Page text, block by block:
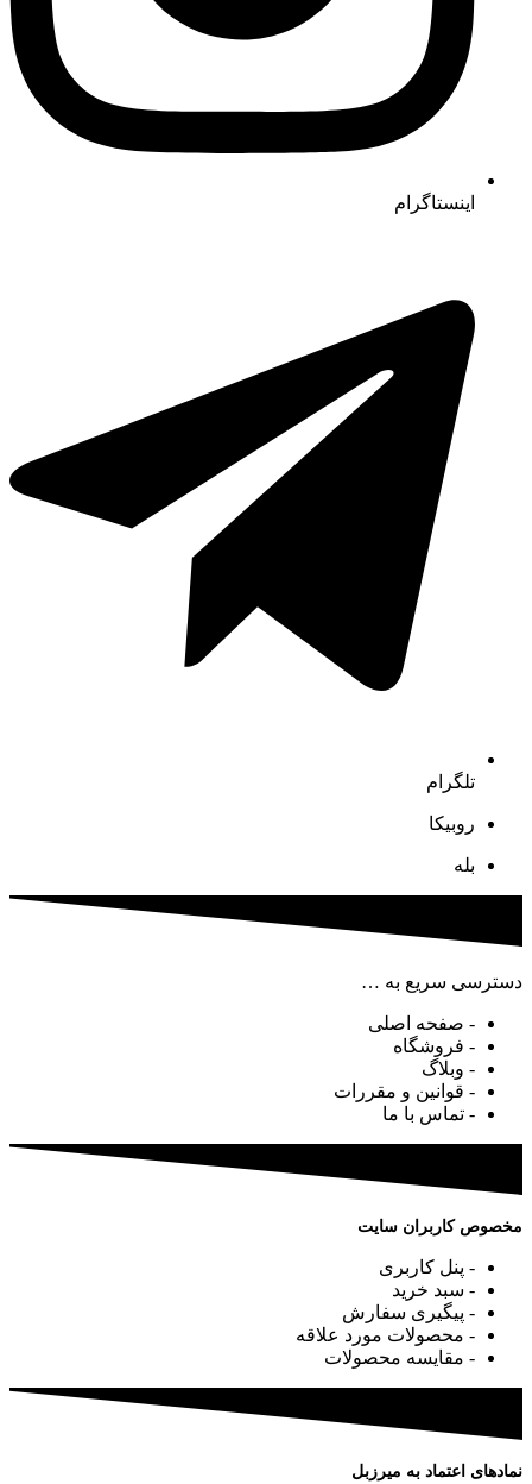
اینستاگرام
تلگرام
روبیکا
بله
دسترسی سریع به …
- صفحه اصلی
- فروشگاه
- وبلاگ
- قوانین و مقررات
- تماس با ما
مخصوص کاربران سایت
- پنل کاربری
- سبد خرید
- پیگیری سفارش
- محصولات مورد علاقه
- مقایسه محصولات
نمادهای اعتماد به میرزبل